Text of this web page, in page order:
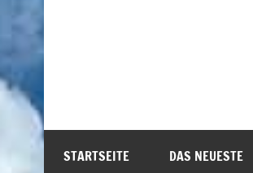
STARTSEITE DAS NEUESTE